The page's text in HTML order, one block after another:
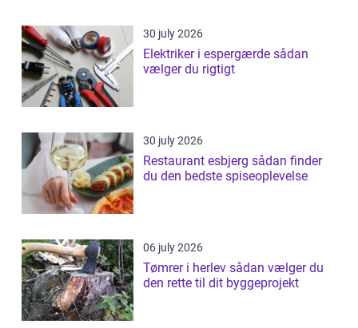
30 july 2026
Elektriker i espergærde sådan
vælger du rigtigt
30 july 2026
Restaurant esbjerg sådan finder
du den bedste spiseoplevelse
06 july 2026
Tømrer i herlev sådan vælger du
den rette til dit byggeprojekt